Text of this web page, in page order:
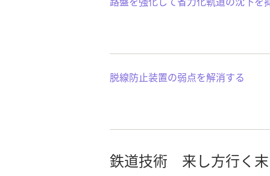
脱線防止装置の弱点を解消する
鉄道技術 来し方行く末